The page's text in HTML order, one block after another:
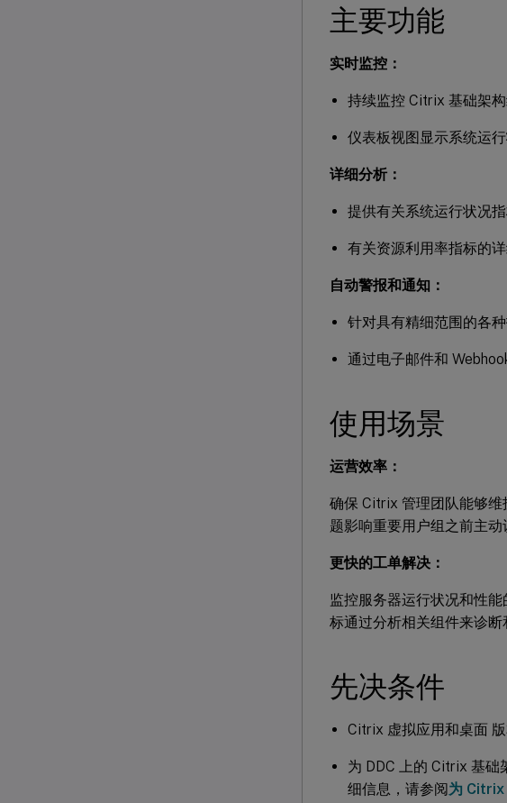
主要功能
实时监控：
持续监控 Citrix 基础架
仪表板视图显示系统运
详细分析：
提供有关系统运行状况
有关资源利用率指标的
自动警报和通知：
针对具有精细范围的各
通过电子邮件和
使用场景
运营效率：
确保 Citrix 管理团队能够
题影响重要用户组之前主动
更快的工单解决：
监控服务器运行状况和性
标通过分析相关组件来诊断
先决条件
Citrix 虚拟应用和桌面
为 DDC 上的 Citrix 基
细信息，请参阅为 Citrix